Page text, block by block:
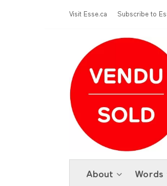
Menu Top
Visit Esse.ca Subscribe to
About Words